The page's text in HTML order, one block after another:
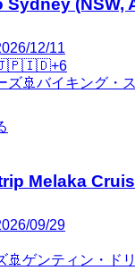
Sydney (NSW,
12/11
🇮🇩+6
ズ🚢 バイキング・
Melaka
09/29
🚢 ゲンティン・ド